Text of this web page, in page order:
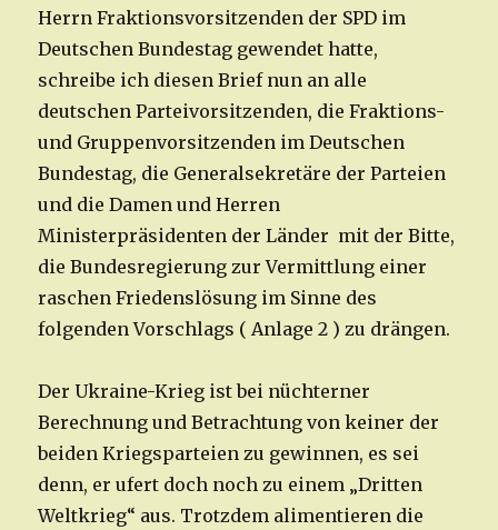
Herrn Fraktionsvorsitzenden der SPD im
Deutschen Bundestag gewendet hatte,
schreibe ich diesen Brief nun an alle
deutschen Parteivorsitzenden, die Fraktions-
und Gruppenvorsitzenden im Deutschen
Bundestag, die Generalsekretäre der Parteien
und die Damen und Herren
Ministerpräsidenten der Länder mit der Bitte,
die Bundesregierung zur Vermittlung einer
raschen Friedenslösung im Sinne des
folgenden Vorschlags ( Anlage 2 ) zu drängen.
Der Ukraine-Krieg ist bei nüchterner
Berechnung und Betrachtung von keiner der
beiden Kriegsparteien zu gewinnen, es sei
denn, er ufert doch noch zu einem „Dritten
Weltkrieg“ aus. Trotzdem alimentieren die